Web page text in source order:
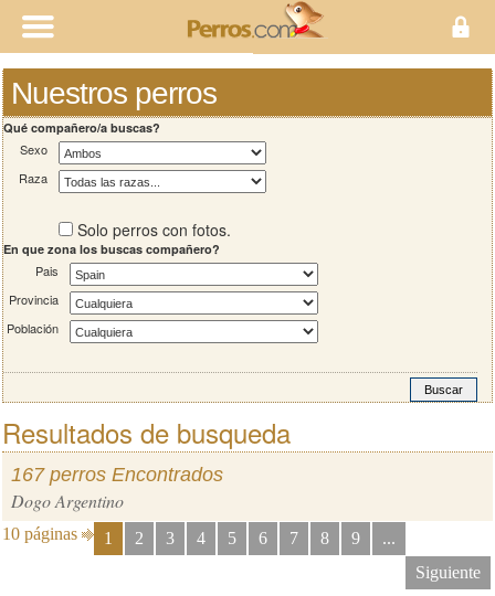
Nuestros perros
Qué compañero/a buscas?
Sexo
Raza
Solo perros con fotos.
En que zona los buscas compañero?
Pais
Provincia
Población
Resultados de busqueda
167 perros Encontrados
Dogo Argentino
10 páginas 1 2 3 4 5 6 7 8 9
...
Siguiente